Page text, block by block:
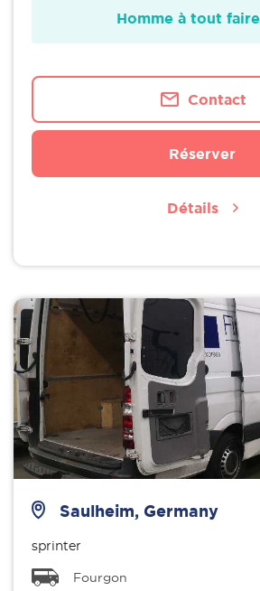
Homme à tout faire
Contact
Réserver
Détails
Saulheim, Germany
sprinter
Fourgon